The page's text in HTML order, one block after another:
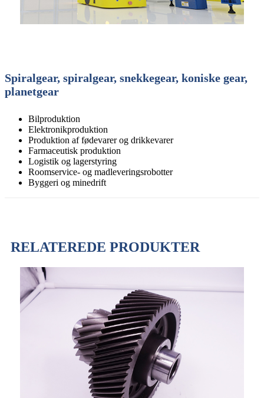
Spiralgear, spiralgear, snekkegear, koniske gear,
planetgear
Bilproduktion
Elektronikproduktion
Produktion af fødevarer og drikkevarer
Farmaceutisk produktion
Logistik og lagerstyring
Roomservice- og madleveringsrobotter
Byggeri og minedrift
RELATEREDE PRODUKTER